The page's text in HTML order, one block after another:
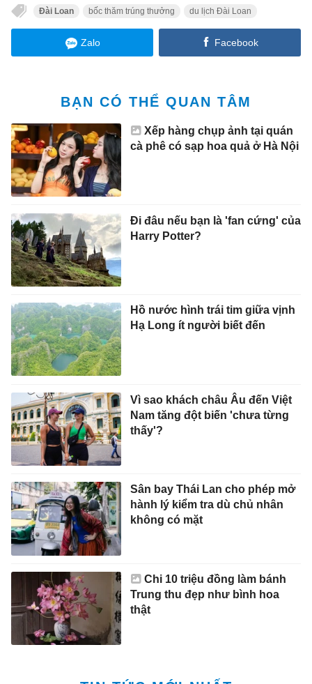
Đài Loan bốc thăm trúng thưởng du lịch Đài Loan
Zalo Facebook
BẠN CÓ THỂ QUAN TÂM
Xếp hàng chụp ảnh tại quán
cà phê có sạp hoa quả ở Hà Nội
Đi đâu nếu bạn là 'fan cứng' của
Harry Potter?
Hồ nước hình trái tim giữa vịnh
Hạ Long ít người biết đến
Vì sao khách châu Âu đến Việt
Nam tăng đột biến 'chưa từng
thấy'?
Sân bay Thái Lan cho phép mở
hành lý kiểm tra dù chủ nhân
không có mặt
Chi 10 triệu đồng làm bánh
Trung thu đẹp như bình hoa
thật